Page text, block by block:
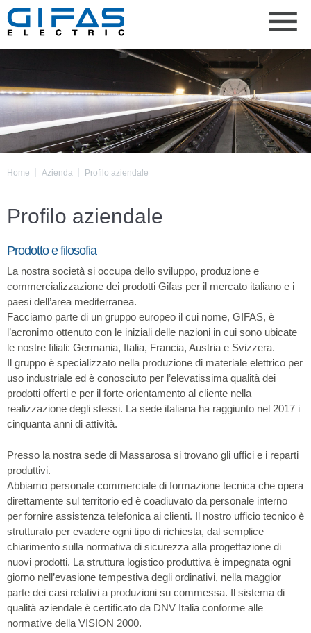
Home | Azienda | Profilo aziendale
Profilo aziendale
Prodotto e filosofia
La nostra società si occupa dello sviluppo, produzione e
commercializzazione dei prodotti Gifas per il mercato italiano e i
paesi dell’area mediterranea.
Facciamo parte di un gruppo europeo il cui nome, GIFAS, è
l’acronimo ottenuto con le iniziali delle nazioni in cui sono ubicate
le nostre filiali: Germania, Italia, Francia, Austria e Svizzera.
Il gruppo è specializzato nella produzione di materiale elettrico per
uso industriale ed è conosciuto per l’elevatissima qualità dei
prodotti offerti e per il forte orientamento al cliente nella
realizzazione degli stessi. La sede italiana ha raggiunto nel 2017 i
cinquanta anni di attività.
Presso la nostra sede di Massarosa si trovano gli uffici e i reparti
produttivi.
Abbiamo personale commerciale di formazione tecnica che opera
direttamente sul territorio ed è coadiuvato da personale interno
per fornire assistenza telefonica ai clienti. Il nostro ufficio tecnico è
strutturato per evadere ogni tipo di richiesta, dal semplice
chiarimento sulla normativa di sicurezza alla progettazione di
nuovi prodotti. La struttura logistico produttiva è impegnata ogni
giorno nell’evasione tempestiva degli ordinativi, nella maggior
parte dei casi relativi a produzioni su commessa. Il sistema di
qualità aziendale è certificato da DNV Italia conforme alle
normative della VISION 2000.